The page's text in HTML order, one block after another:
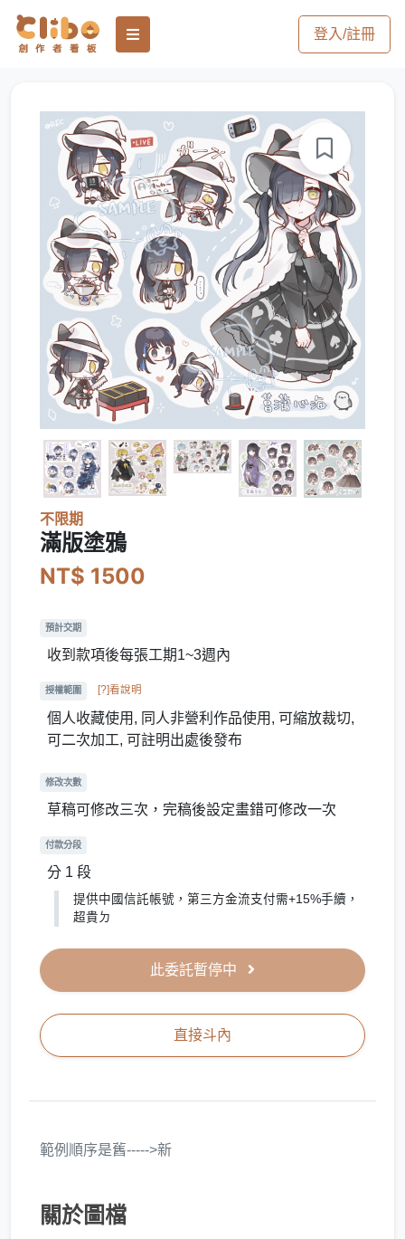
登入/註冊
不限期
滿版塗鴉
NT$ 1500
預計交期
收到款項後每張工期1~3週內
授權範圍 [?]看說明
個人收藏使用, 同人非營利作品使用, 可縮放裁切,
可二次加工, 可註明出處後發布
修改次數
草稿可修改三次，完稿後設定畫錯可修改一次
付款分段
分 1 段
提供中國信託帳號，第三方金流支付需+15%手續，
超貴ㄉ
此委託暫停中
直接斗內
範例順序是舊----->新
關於圖檔